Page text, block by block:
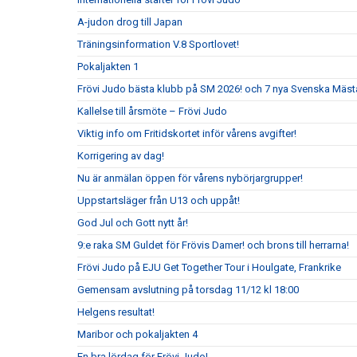
A-judon drog till Japan
Träningsinformation V.8 Sportlovet!
Pokaljakten 1
Frövi Judo bästa klubb på SM 2026! och 7 nya Svenska
Kallelse till årsmöte – Frövi Judo
Viktig info om Fritidskortet inför vårens avgifter!
Korrigering av dag!
Nu är anmälan öppen för vårens nybörjargrupper!
Uppstartsläger från U13 och uppåt!
God Jul och Gott nytt år!
9:e raka SM Guldet för Frövis Damer! och brons till herrarna!
Frövi Judo på EJU Get Together Tour i Houlgate, Frankrike
Gemensam avslutning på torsdag 11/12 kl 18:00
Helgens resultat!
Maribor och pokaljakten 4